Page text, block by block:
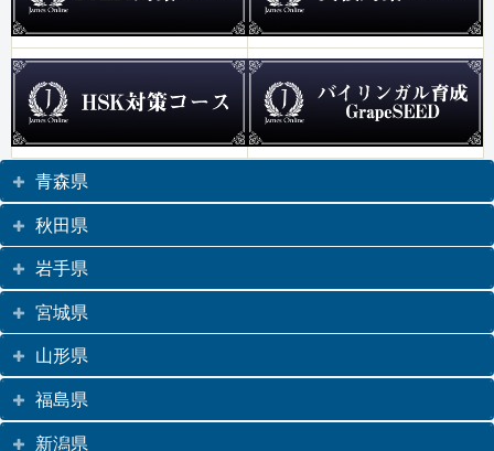
青森県
秋田県
岩手県
宮城県
山形県
福島県
新潟県